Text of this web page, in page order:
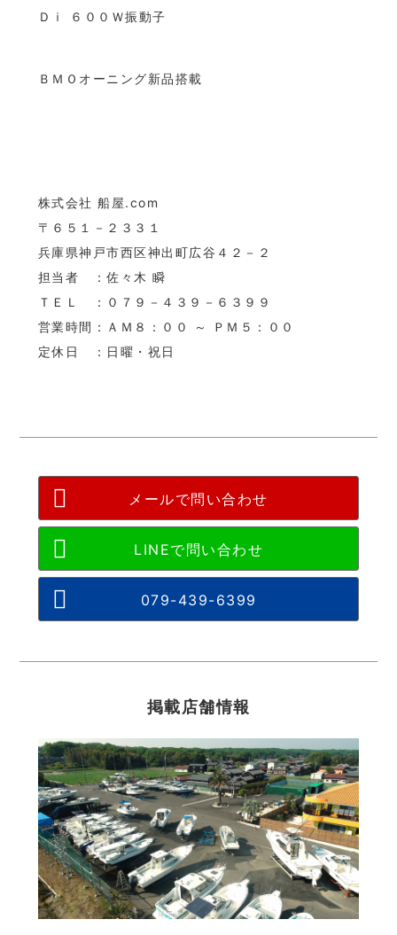
Ｄｉ ６００Ｗ振動子
ＢＭＯオーニング新品搭載
株式会社 船屋.com
〒６５１－２３３１
兵庫県神戸市西区神出町広谷４２－２
担当者 ：佐々木 瞬
ＴＥＬ ：０７９－４３９－６３９９
営業時間：ＡＭ８：００ ～ ＰＭ５：００
定休日 ：日曜・祝日
メールで問い合わせ
079-439-6399
掲載店舗情報